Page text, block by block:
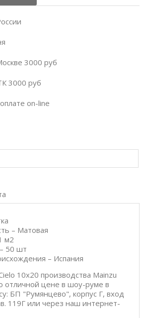
3000 руб
3000 руб
on-line
– Матовая
м2
50 шт
– Испания
10x20 производства Mainzu
отличной цене в шоу-руме в
БП "Румянцево", корпус Г, вход
119Г или через наш интернет-